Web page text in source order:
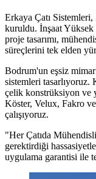
Erkaya Çatı Sistemleri,
kuruldu. İnşaat
proje tasarımı,
süreçlerini tek elden
Bodrum'un eşsiz
sistemleri tasarlıyoruz.
çelik konstrüksiyon ve
Köster, Velux, Fakro
çalışıyoruz.
"Her Çatıda
gerektirdiği
uygulama garantisi ile